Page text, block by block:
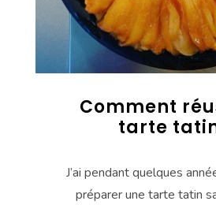
Comment
tarte
J’ai pendant quelques
préparer une tarte tatin